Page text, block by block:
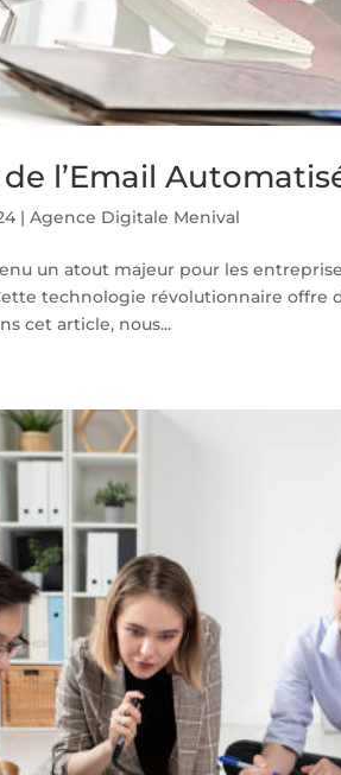
de l’Email
|Agence Digitale Menival
un atout majeur pour les
technologie révolutionnaire offre
cet article, nous...